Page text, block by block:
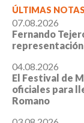
ÚLTIMAS
07.08.2026
Fernando
04.08.2026
El Festival de
oficiales para
Romano